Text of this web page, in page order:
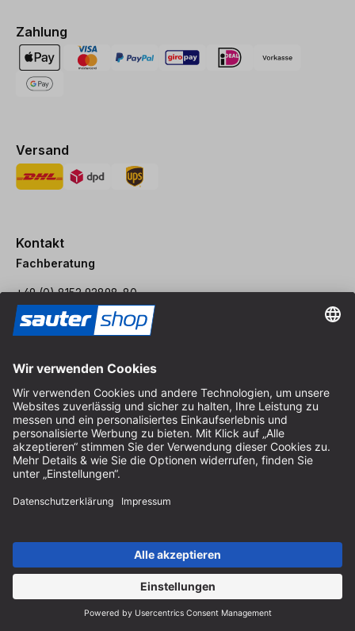
Zahlung
Versand
Kontakt
Fachberatung
+49 (0) 8152 92898-80
info@sautershop.de
Service-Hotline
+49 (0) 8152 92898-81
Telefonzeit Montag bis Freitag
08:30 - 12:30 Uhr & 14:00 - 16:30 Uhr
Anschrift
82211 Herrsching